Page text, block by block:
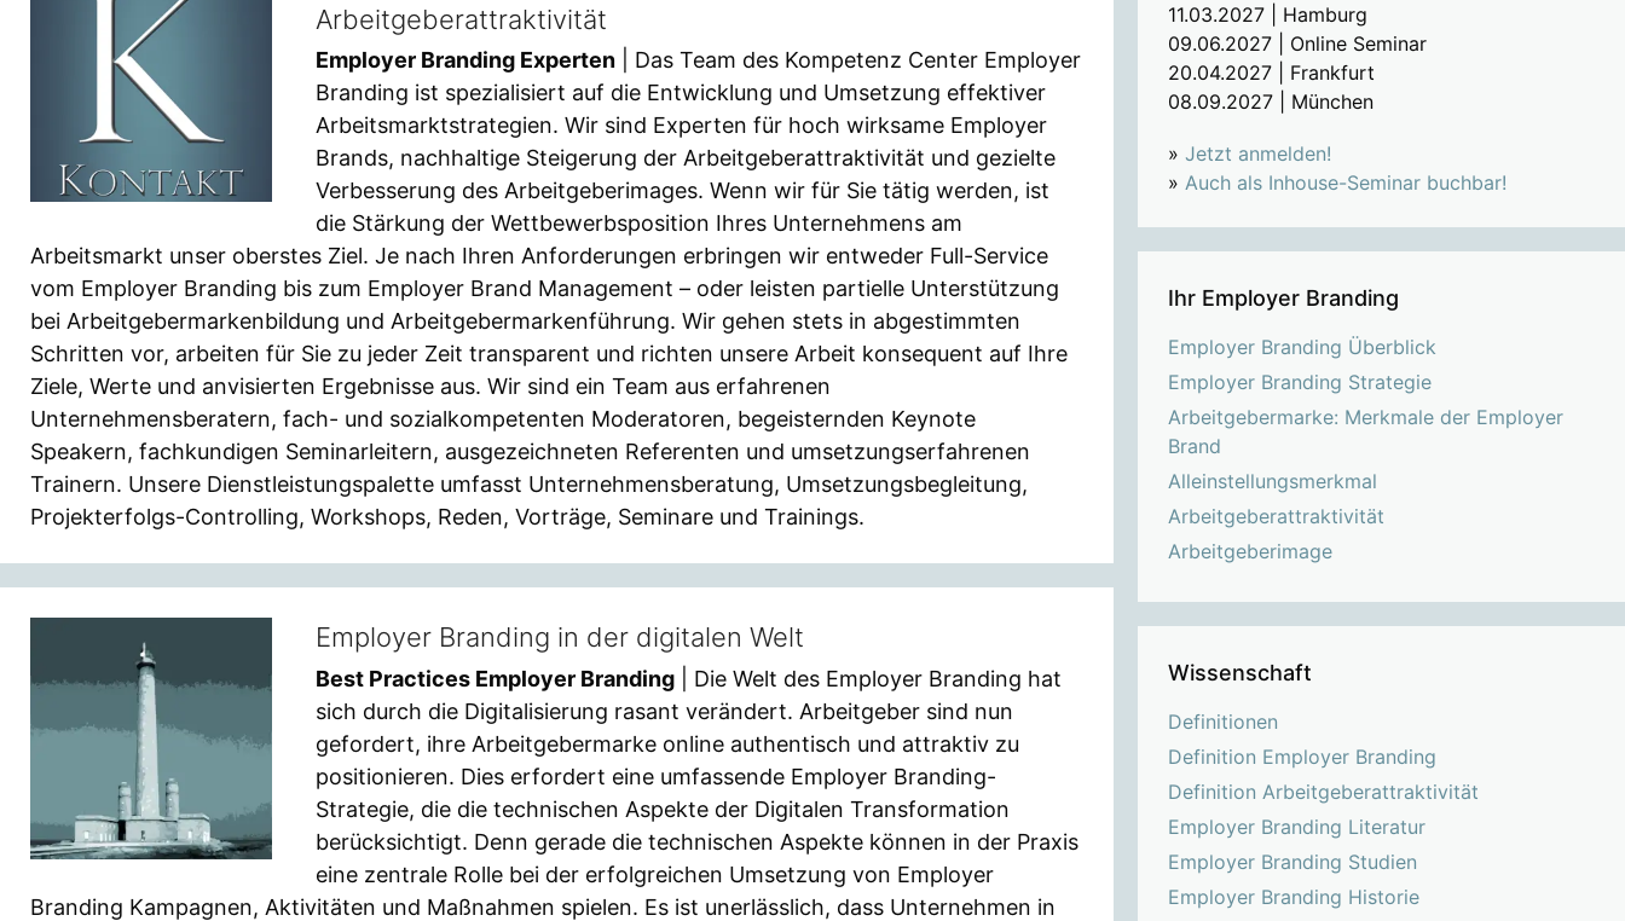
Arbeitgeberattraktivität
Employer Branding Experten | Das Team des Kompetenz Center Employer
Branding ist spezialisiert auf die Entwicklung und Umsetzung effektiver
Arbeitsmarktstrategien. Wir sind Experten für hoch wirksame Employer
Brands, nachhaltige Steigerung der Arbeitgeberattraktivität und gezielte
Verbesserung des Arbeitgeberimages. Wenn wir für Sie tätig werden, ist
die Stärkung der Wettbewerbsposition Ihres Unternehmens am
Arbeitsmarkt unser oberstes Ziel. Je nach Ihren Anforderungen erbringen wir entweder Full-Service
vom Employer Branding bis zum Employer Brand Management – oder leisten partielle Unterstützung
bei Arbeitgebermarkenbildung und Arbeitgebermarkenführung. Wir gehen stets in abgestimmten
Schritten vor, arbeiten für Sie zu jeder Zeit transparent und richten unsere Arbeit konsequent auf Ihre
Ziele, Werte und anvisierten Ergebnisse aus. Wir sind ein Team aus erfahrenen
Unternehmensberatern, fach- und sozialkompetenten Moderatoren, begeisternden Keynote
Speakern, fachkundigen Seminarleitern, ausgezeichneten Referenten und umsetzungserfahrenen
Trainern. Unsere Dienstleistungspalette umfasst Unternehmensberatung, Umsetzungsbegleitung,
Projekterfolgs-Controlling, Workshops, Reden, Vorträge, Seminare und Trainings.
Employer Branding in der digitalen Welt
Best Practices Employer Branding | Die Welt des Employer Branding hat
sich durch die Digitalisierung rasant verändert. Arbeitgeber sind nun
gefordert, ihre Arbeitgebermarke online authentisch und attraktiv zu
positionieren. Dies erfordert eine umfassende Employer Branding-
Strategie, die die technischen Aspekte der Digitalen Transformation
berücksichtigt. Denn gerade die technischen Aspekte können in der Praxis
eine zentrale Rolle bei der erfolgreichen Umsetzung von Employer
Branding Kampagnen, Aktivitäten und Maßnahmen spielen. Es ist unerlässlich, dass Unternehmen in
11.03.2027 | Hamburg
09.06.2027 | Online Seminar
20.04.2027 | Frankfurt
08.09.2027 | München
» Jetzt anmelden!
» Auch als Inhouse-Seminar buchbar!
Ihr Employer Branding
Employer Branding Überblick
Employer Branding Strategie
Arbeitgebermarke: Merkmale der Employer
Brand
Alleinstellungsmerkmal
Arbeitgeberattraktivität
Arbeitgeberimage
Wissenschaft
Definitionen
Definition Employer Branding
Definition Arbeitgeberattraktivität
Employer Branding Literatur
Employer Branding Studien
Employer Branding Historie